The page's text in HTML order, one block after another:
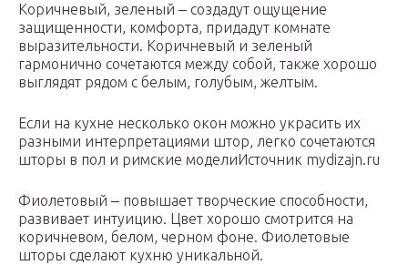
Коричневый, зеленый ‒ создадут ощущение
защищенности, комфорта, придадут комнате
выразительности. Коричневый и зеленый
гармонично сочетаются между собой, также хорошо
выглядят рядом с белым, голубым, желтым.
Если на кухне несколько окон можно украсить их
разными интерпретациями штор, легко сочетаются
шторы в пол и римские моделиИсточник mydizajn.ru
Фиолетовый ‒ повышает творческие способности,
развивает интуицию. Цвет хорошо смотрится на
коричневом, белом, черном фоне. Фиолетовые
шторы сделают кухню уникальной.